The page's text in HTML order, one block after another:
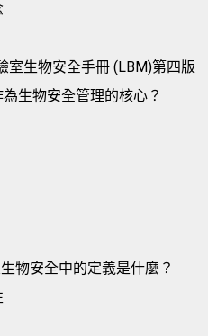
室生物安全手冊 (LBM)第四版
生物安全管理的核心？
物安全中的定義是什麼？